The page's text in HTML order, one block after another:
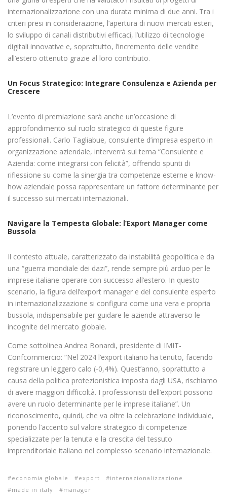
internazionalizzazione con una durata minima di due anni. Tra i
criteri presi in considerazione, l’apertura di nuovi mercati esteri,
lo sviluppo di canali distributivi efficaci, l’utilizzo di tecnologie
digitali innovative e, soprattutto, l’incremento delle vendite
all’estero ottenuto grazie al loro contributo.
Un Focus Strategico: Integrare Consulenza e Azienda per
Crescere
L’evento di premiazione sarà anche un’occasione di
approfondimento sul ruolo strategico di queste figure
professionali. Carlo Tagliabue, consulente d’impresa esperto in
organizzazione aziendale, interverrà sul tema “Consulente e
Azienda: come integrarsi con felicità”, offrendo spunti di
riflessione su come la sinergia tra competenze esterne e know-
how aziendale possa rappresentare un fattore determinante per
il successo sui mercati internazionali.
Navigare la Tempesta Globale: l’Export Manager come
Bussola
Il contesto attuale, caratterizzato da instabilità geopolitica e da
una “guerra mondiale dei dazi”, rende sempre più arduo per le
imprese italiane operare con successo all’estero. In questo
scenario, la figura dell’export manager e del consulente esperto
in internazionalizzazione si configura come una vera e propria
bussola, indispensabile per guidare le aziende attraverso le
incognite del mercato globale.
Come sottolinea Andrea Bonardi, presidente di IMIT-
Confcommercio: “Nel 2024 l’export italiano ha tenuto, facendo
registrare un leggero calo (-0,4%). Quest’anno, soprattutto a
causa della politica protezionistica imposta dagli USA, rischiamo
di avere maggiori difficoltà. I professionisti dell’export possono
avere un ruolo determinante per le imprese italiane”. Un
riconoscimento, quindi, che va oltre la celebrazione individuale,
ponendo l’accento sul valore strategico di competenze
specializzate per la tenuta e la crescita del tessuto
imprenditoriale italiano nel complesso scenario internazionale.
economia globale export
internazionalizzazione
made in italy
manager